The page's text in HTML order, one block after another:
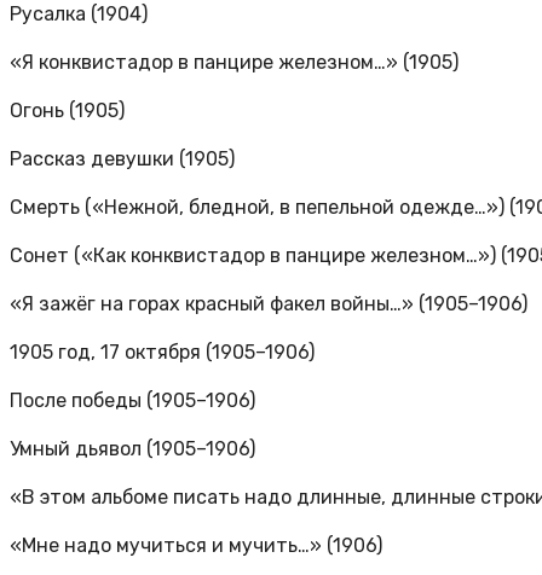
Русалка (1904)
«Я конквистадор в панцире железном…» (1905)
Огонь (1905)
Рассказ девушки (1905)
Смерть («Нежной, бледной, в пепельной одежде…»)
Сонет («Как конквистадор в панцире железном…»)
«Я зажёг на горах красный факел войны…» (1905–1906)
1905 год, 17 октября (1905–1906)
После победы (1905–1906)
Умный дьявол (1905–1906)
«В этом альбоме писать надо длинные, длинные
«Мне надо мучиться и мучить…» (1906)